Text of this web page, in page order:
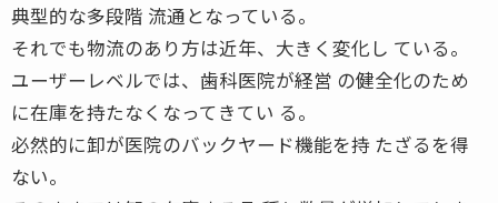
典型的な多段階 流通となっている。
それでも物流のあり方は近年、大きく変化し ている。
ユーザーレベルでは、歯科医院が経営 の健全化のため
に在庫を持たなくなってきてい る。
必然的に卸が医院のバックヤード機能を持 たざるを得
ない。